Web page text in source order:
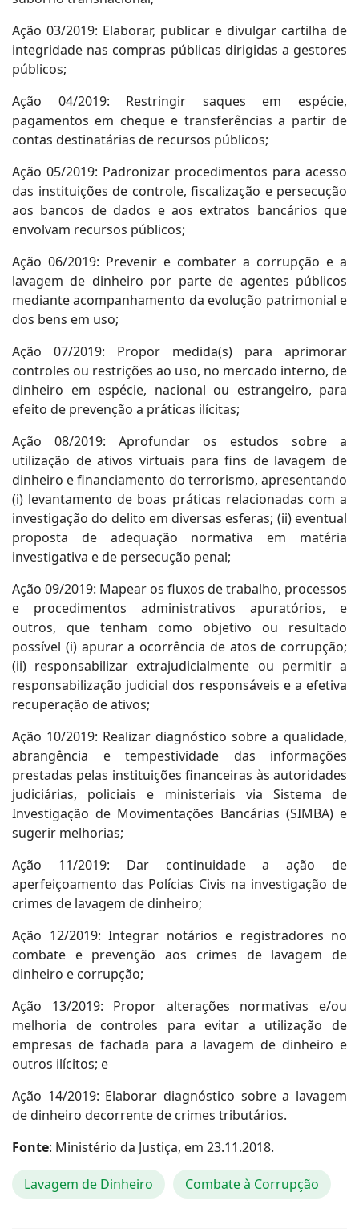
Ação 03/2019: Elaborar, publicar e divulgar cartilha de
integridade nas compras públicas dirigidas a gestores
públicos;
Ação 04/2019: Restringir saques em espécie,
pagamentos em cheque e transferências a partir de
contas destinatárias de recursos públicos;
Ação 05/2019: Padronizar procedimentos para acesso
das instituições de controle, fiscalização e persecução
aos bancos de dados e aos extratos bancários que
envolvam recursos públicos;
Ação 06/2019: Prevenir e combater a corrupção e a
lavagem de dinheiro por parte de agentes públicos
mediante acompanhamento da evolução patrimonial e
dos bens em uso;
Ação 07/2019: Propor medida(s) para aprimorar
controles ou restrições ao uso, no mercado interno, de
dinheiro em espécie, nacional ou estrangeiro, para
efeito de prevenção a práticas ilícitas;
Ação 08/2019: Aprofundar os estudos sobre a
utilização de ativos virtuais para fins de lavagem de
dinheiro e financiamento do terrorismo, apresentando
(i) levantamento de boas práticas relacionadas com a
investigação do delito em diversas esferas; (ii) eventual
proposta de adequação normativa em matéria
investigativa e de persecução penal;
Ação 09/2019: Mapear os fluxos de trabalho, processos
e procedimentos administrativos apuratórios, e
outros, que tenham como objetivo ou resultado
possível (i) apurar a ocorrência de atos de corrupção;
(ii) responsabilizar extrajudicialmente ou permitir a
responsabilização judicial dos responsáveis e a efetiva
recuperação de ativos;
Ação 10/2019: Realizar diagnóstico sobre a qualidade,
abrangência e tempestividade das informações
prestadas pelas instituições financeiras às autoridades
judiciárias, policiais e ministeriais via Sistema de
Investigação de Movimentações Bancárias (SIMBA) e
sugerir melhorias;
Ação 11/2019: Dar continuidade a ação de
aperfeiçoamento das Polícias Civis na investigação de
crimes de lavagem de dinheiro;
Ação 12/2019: Integrar notários e registradores no
combate e prevenção aos crimes de lavagem de
dinheiro e corrupção;
Ação 13/2019: Propor alterações normativas e/ou
melhoria de controles para evitar a utilização de
empresas de fachada para a lavagem de dinheiro e
outros ilícitos; e
Ação 14/2019: Elaborar diagnóstico sobre a lavagem
de dinheiro decorrente de crimes tributários.
Fonte: Ministério da Justiça, em 23.11.2018.
Lavagem de Dinheiro Combate à Corrupção